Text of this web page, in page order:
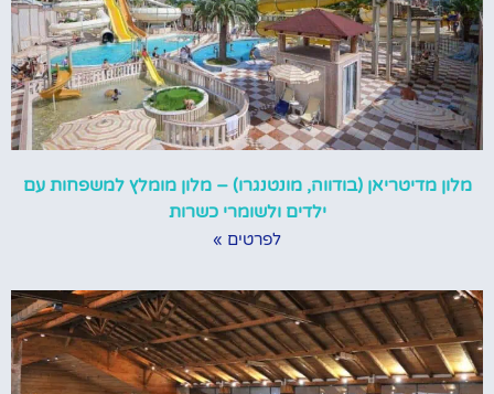
מלון מדיטריאן (בודווה, מונטנגרו) – מלון מומלץ למשפחות עם
ילדים ולשומרי כשרות
לפרטים »